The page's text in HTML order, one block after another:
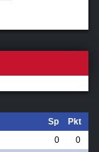
Sp
Pkt
0
0